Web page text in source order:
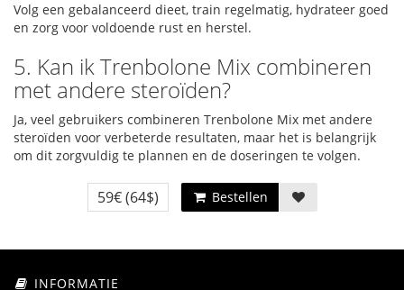
Volg een gebalanceerd dieet, train regelmatig, hydrateer goed
en zorg voor voldoende rust en herstel.
5. Kan ik Trenbolone Mix combineren
met andere steroïden?
Ja, veel gebruikers combineren Trenbolone Mix met andere
steroïden voor verbeterde resultaten, maar het is belangrijk
om dit zorgvuldig te plannen en de doseringen te volgen.
59€(64$) Bestellen
INFORMATIE